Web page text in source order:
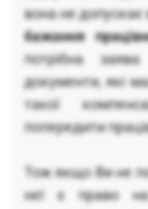
вона не допускає
бажання
потрібна
документи, які
такої
попередити
Тож якщо Ви не
неї є право на